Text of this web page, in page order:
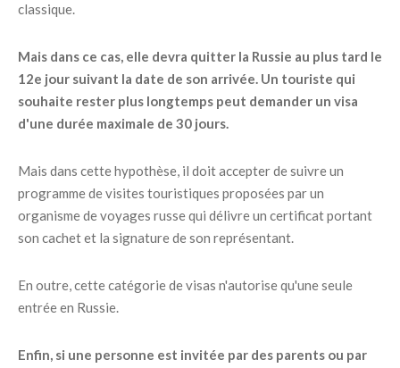
classique.
Mais dans ce cas, elle devra quitter la Russie au plus tard le
12e jour suivant la date de son arrivée. Un touriste qui
souhaite rester plus longtemps peut demander un visa
d'une durée maximale de 30 jours.
Mais dans cette hypothèse, il doit accepter de suivre un
programme de visites touristiques proposées par un
organisme de voyages russe qui délivre un certificat portant
son cachet et la signature de son représentant.
En outre, cette catégorie de visas n'autorise qu'une seule
entrée en Russie.
Enfin, si une personne est invitée par des parents ou par